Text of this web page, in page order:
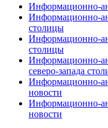
Информационно-
Информационно-
столицы
Информационно-
столицы
Информационно-
северо-запада
Информационно-
новости
Информационно-
новости